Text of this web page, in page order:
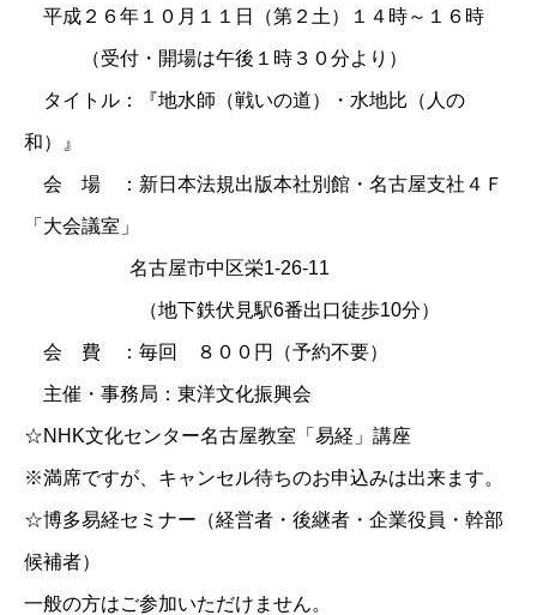
平成２６年１０月１１日（第２土）１４時～１６時
（受付・開場は午後１時３０分より）
タイトル：『地水師（戦いの道）・水地比（人の
和）』
会 場 ：新日本法規出版本社別館・名古屋支社４Ｆ
「大会議室」
名古屋市中区栄1-26-11
（地下鉄伏見駅6番出口徒歩10分）
会 費 ：毎回 ８００円（予約不要）
主催・事務局：東洋文化振興会
☆NHK文化センター名古屋教室「易経」講座
※満席ですが、キャンセル待ちのお申込みは出来ます。
☆博多易経セミナー（経営者・後継者・企業役員・幹部
候補者）
一般の方はご参加いただけません。